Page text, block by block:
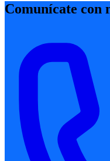
Comunícate con